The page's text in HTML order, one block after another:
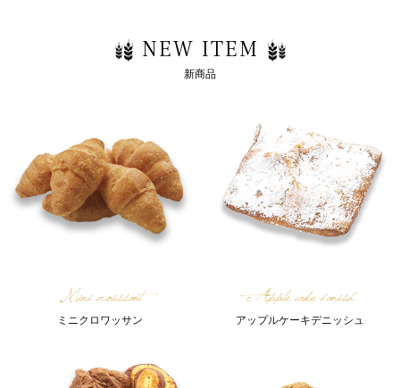
NEW ITEM
新商品
Mini croissant
ミニクロワッサン
Apple cake danish
アップルケーキデニッシュ